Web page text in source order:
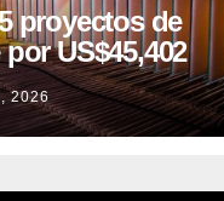
proyectos de
US$45,402
que Perú
aprovechar
2026